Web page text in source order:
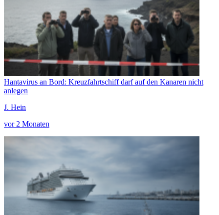
Hantavirus an Bord: Kreuzfahrtschiff darf auf den Kanaren nicht
anlegen
J. Hein
vor 2 Monaten